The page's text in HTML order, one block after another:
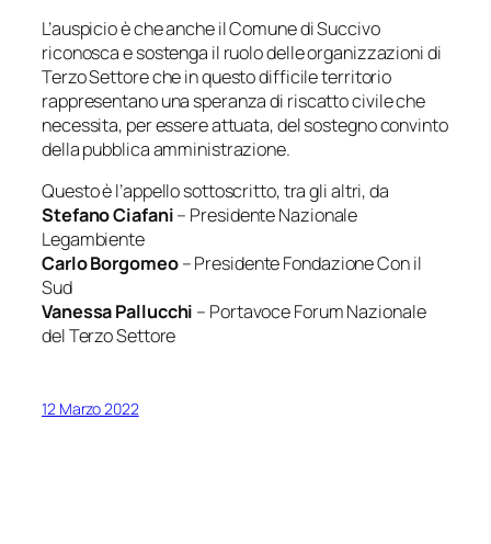
L’auspicio è che anche il Comune di Succivo
riconosca e sostenga il ruolo delle organizzazioni di
Terzo Settore che in questo difficile territorio
rappresentano una speranza di riscatto civile che
necessita, per essere attuata, del sostegno convinto
della pubblica amministrazione.
Questo è l’appello sottoscritto, tra gli altri, da
Stefano Ciafani– Presidente Nazionale
Legambiente
Carlo Borgomeo– Presidente Fondazione Con il
Sud
Vanessa Pallucchi – Portavoce Forum Nazionale
del Terzo Settore
12 Marzo 2022